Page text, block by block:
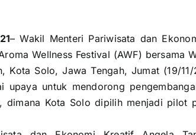
– Wakil Menteri Pariwisata dan
Wellness Festival (AWF) bersama
Kota Solo, Jawa Tengah, Jumat (19/
upaya untuk mendorong
dimana Kota Solo dipilih menjadi pilot